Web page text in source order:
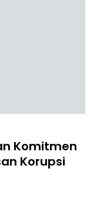
Komitmen
Korupsi